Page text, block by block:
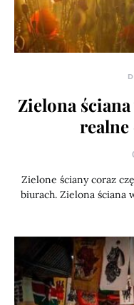
Zielona
Zielone ściany coraz
biurach. Zielona ściana